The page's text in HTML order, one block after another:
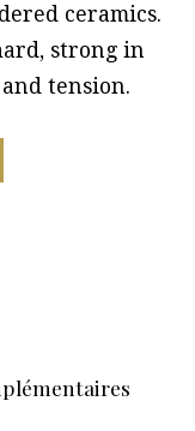
ceramics.
strong in
tension.